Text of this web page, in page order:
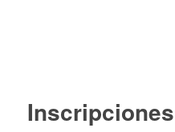
Inscripciones